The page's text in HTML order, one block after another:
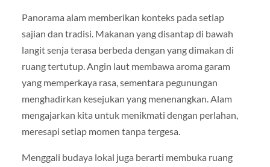
Panorama alam memberikan konteks pada setiap
sajian dan tradisi. Makanan yang disantap di bawah
langit senja terasa berbeda dengan yang dimakan di
ruang tertutup. Angin laut membawa aroma garam
yang memperkaya rasa, sementara pegunungan
menghadirkan kesejukan yang menenangkan. Alam
mengajarkan kita untuk menikmati dengan perlahan,
meresapi setiap momen tanpa tergesa.
Menggali budaya lokal juga berarti membuka ruang